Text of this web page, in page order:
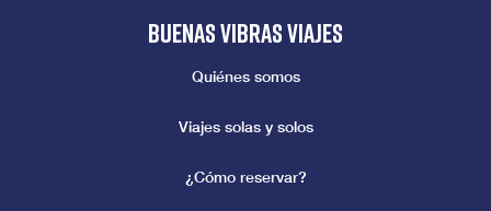
Buenas vibras viajes
Quiénes somos
Viajes solas y solos
¿Cómo reservar?